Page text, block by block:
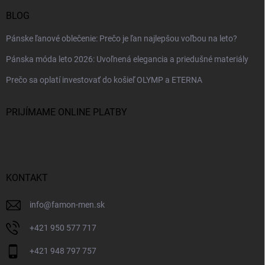
BLOG
Pánske ľanové oblečenie: Prečo je ľan najlepšou voľbou na leto?
Pánska móda leto 2026: Uvoľnená elegancia a priedušné materiály
Prečo sa oplatí investovať do košieľ OLYMP a ETERNA
PRIJÍMAME ONLINE PLATBY
KONTAKT
info@famon-men.sk
+421 950 577 717
+421 948 797 757